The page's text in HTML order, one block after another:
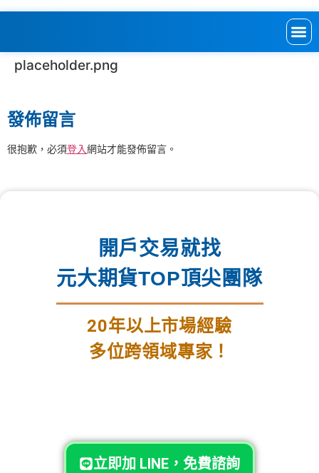
placeholder.png
發佈留言
很抱歉，必須登入網站才能發佈留言。
開戶交易就找
元大期貨TOP頂尖團隊
20年以上市場經驗
多位跨領域專家！
立即加 LINE，免費諮詢